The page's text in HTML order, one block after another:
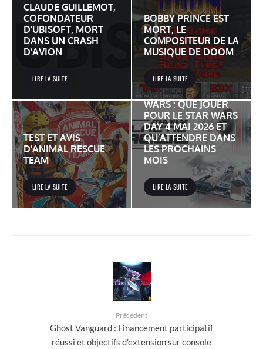
CLAUDE GUILLEMOT,
COFONDATEUR
D’UBISOFT, MORT
DANS UN CRASH
D’AVION
LIRE LA SUITE
BOBBY PRINCE EST
MORT, LE
COMPOSITEUR DE LA
MUSIQUE DE DOOM
LIRE LA SUITE
TEST ET AVIS
D’ANIMAL RESCUE
TEAM
LIRE LA SUITE
JEUX VIDÉO STAR
WARS : QUE JOUER
POUR LE STAR WARS
DAY 4 MAI 2026 ET
QU’ATTENDRE DANS
LES PROCHAINS
MOIS
LIRE LA SUITE
Précédent
Ghost Vanguard : Financement participatif
réussi et objectifs d’extension sur console